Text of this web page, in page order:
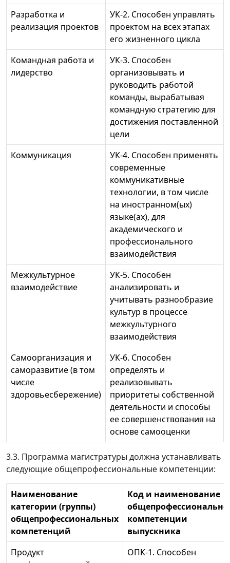
Разработка и
реализация проектов
УК-2. Способен управлять
проектом на всех этапах
его жизненного цикла
Командная работа и
лидерство
УК-3. Способен
организовывать и
руководить работой
команды, вырабатывая
командную стратегию для
достижения поставленной
цели
Коммуникация
УК-4. Способен применять
современные
коммуникативные
технологии, в том числе
на иностранном(ых)
языке(ах), для
академического и
профессионального
взаимодействия
Межкультурное
взаимодействие
УК-5. Способен
анализировать и
учитывать разнообразие
культур в процессе
межкультурного
взаимодействия
Самоорганизация и
саморазвитие (в том
числе
здоровьесбережение)
УК-6. Способен
определять и
реализовывать
приоритеты собственной
деятельности и способы
ее совершенствования на
основе самооценки
3.3. Программа магистратуры должна устанавливать
следующие общепрофессиональные компетенции:
Наименование
категории (группы)
общепрофессиональных
компетенций
Код и наименование
компетенции
выпускника
Продукт
ОПК-1. Способен